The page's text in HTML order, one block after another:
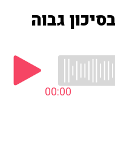
גבוה
00:00